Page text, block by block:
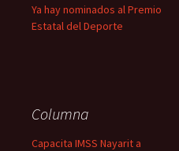
Ya hay nominados al Premio
Estatal del Deporte
Columna
Capacita IMSS Nayarit a